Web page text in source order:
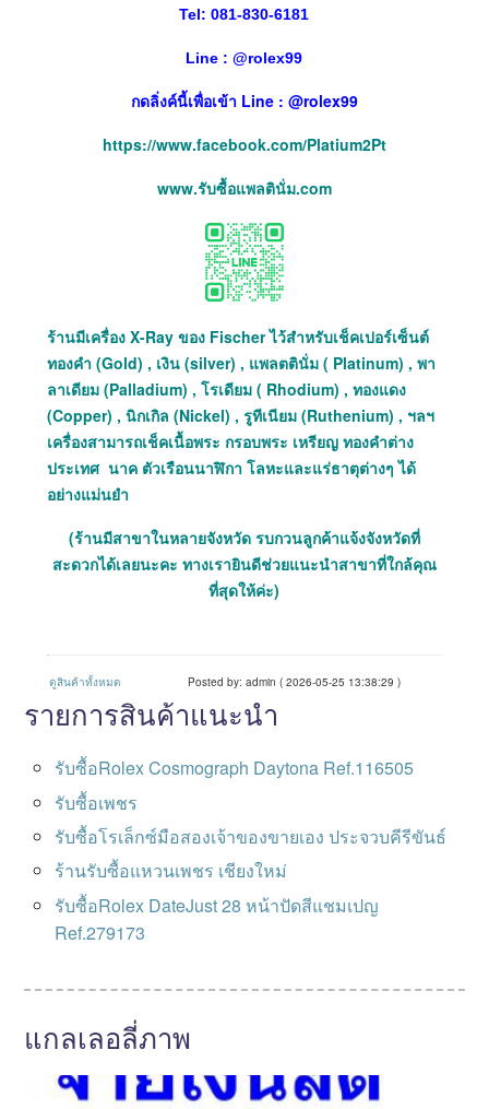
Tel: 081-830-6181
Line : @rolex99
กดลิ่งค์นี้เพื่อเข้า Line : @rolex99
https://www.facebook.com/Platium2Pt
www.รับซื้อแพลตินั่ม.com
ร้านมีเครื่อง X-Ray ของ Fischer ไว้สำหรับเช็คเปอร์เซ็นต์
ทองคำ (Gold) , เงิน (silver) , แพลตตินั่ม ( Platinum) , พา
ลาเดียม (Palladium) , โรเดียม ( Rhodium) , ทองแดง
(Copper) , นิกเกิล (Nickel) , รูทีเนียม (Ruthenium) , ฯลฯ
เครื่องสามารถเช็คเนื้อพระ กรอบพระ เหรียญ ทองคำต่าง
ประเทศ นาค ตัวเรือนนาฬิกา โลหะและแร่ธาตุต่างๆ ได้
อย่างแม่นยำ
(ร้านมีสาขาในหลายจังหวัด รบกวนลูกค้าแจ้งจังหวัดที่
สะดวกได้เลยนะคะ ทางเรายินดีช่วยแนะนำสาขาที่ใกล้คุณ
ที่สุดให้ค่ะ)
ดูสินค้าทั้งหมด Posted by: admin ( 2026-05-25 13:38:29 )
รายการสินค้าแนะนำ
รับซื้อRolex Cosmograph Daytona Ref.116505
รับซื้อเพชร
รับซื้อโรเล็กซ์มือสองเจ้าของขายเอง ประจวบคีรีขันธ์
ร้านรับซื้อแหวนเพชร เชียงใหม่
รับซื้อRolex DateJust 28 หน้าปัดสีแชมเปญ
Ref.279173
แกลเลอลี่ภาพ